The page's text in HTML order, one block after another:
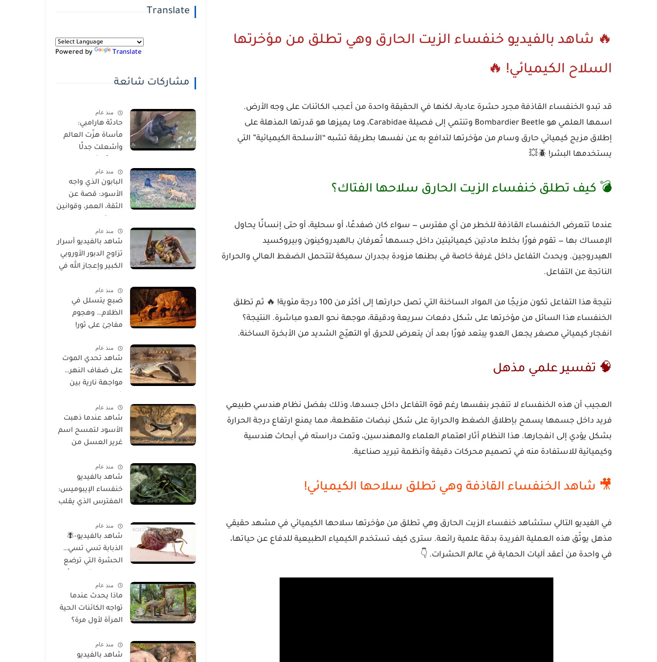
🔥 شاهد بالفيديو خنفساء الزيت الحارق وهي تطلق من مؤخرتها
السلاح الكيميائي! 🔥
قد تبدو الخنفساء القاذفة مجرد حشرة عادية، لكنها في الحقيقة واحدة من أعجب الكائنات على وجه الأرض.
اسمها العلمي هو Bombardier Beetle وتنتمي إلى فصيلة Carabidae، وما يميزها هو قدرتها المذهلة على
إطلاق مزيج كيميائي حارق وسام من مؤخرتها لتدافع به عن نفسها بطريقة تشبه “الأسلحة الكيميائية” التي
يستخدمها البشر! 🪲💥
💣 كيف تطلق خنفساء الزيت الحارق سلاحها الفتاك؟
عندما تتعرض الخنفساء القاذفة للخطر من أي مفترس — سواء كان ضفدعًا، أو سحلية، أو حتى إنسانًا يحاول
الإمساك بها — تقوم فورًا بخلط مادتين كيميائيتين داخل جسمها تُعرفان بـالهيدروكينون وبيروكسيد
الهيدروجين. ويحدث التفاعل داخل غرفة خاصة في بطنها مزودة بجدران سميكة لتتحمل الضغط العالي والحرارة
الناتجة عن التفاعل.
نتيجة هذا التفاعل تكون مزيجًا من المواد الساخنة التي تصل حرارتها إلى أكثر من 100 درجة مئوية
! 🔥 ثم تطلق
الخنفساء هذا السائل من مؤخرتها على شكل دفعات سريعة ودقيقة، موجهة نحو العدو مباشرة. النتيجة؟
انفجار كيميائي مصغر يجعل العدو يبتعد فورًا بعد أن يتعرض للحرق أو التهيّج الشديد من الأبخرة الساخنة.
🧠 تفسير علمي مذهل
العجيب أن هذه الخنفساء لا تنفجر بنفسها رغم قوة التفاعل داخل جسدها، وذلك بفضل نظام هندسي طبيعي
فريد داخل جسمها يسمح بإطلاق الضغط والحرارة على شكل نبضات متقطعة، مما يمنع ارتفاع درجة الحرارة
بشكل يؤدي إلى انفجارها. هذا النظام أثار اهتمام العلماء والمهندسين، وتمت دراسته في أبحاث هندسية
وكيميائية للاستفادة منه في تصميم محركات دقيقة وأنظمة تبريد صناعية.
🎥 شاهد الخنفساء القاذفة وهي تطلق سلاحها الكيميائي!
في الفيديو التالي ستشاهد خنفساء الزيت الحارق وهي تطلق من مؤخرتها سلاحها الكيميائي في مشهد حقيقي
مذهل يوثّق هذه العملية الفريدة بدقة علمية رائعة. سترى كيف تستخدم الكيمياء الطبيعية للدفاع عن حياتها،
في واحدة من أعقد آليات الحماية في عالم الحشرات. 👇
Translate
Powered by Translate
مشاركات شائعة
منذ عام
حادثة هارامبي:
مأساة هزّت العالم
وأشعلت جدلًا
بالفيديو
منذ عام
البابون الذي واجه
الأسود: قصة عن
الثقة، العمر، وقوانين
منذ عام
شاهد بالفيديو أسرار
تزاوج الدبور الأوروبي
الكبير وإعجاز الله في
منذ عام
ضبع يتسلل في
الظلام… وهجوم
مفاجئ على ثور!
منذ عام
شاهد تحدي الموت
على ضفاف النهر…
مواجهة نارية بين
وتمساح شرس
منذ عام
شاهد عندما ذهبت
الأسود لتمسح اسم
غرير العسل من
منذ عام
شاهد بالفيديو
خنفساء الإيبوميس:
المفترس الذي يقلب
منذ عام
شاهد بالفيديو-🪰
الذبابة تسي تسي…
الحشرة التي ترضع
أخطر الأمراض في
إفريقيا!
منذ عام
ماذا يحدث عندما
تواجه الكائنات الحية
المرآة لأول مرة؟
للسلوك والوعي
الذاتي
منذ عام
شاهد بالفيديو